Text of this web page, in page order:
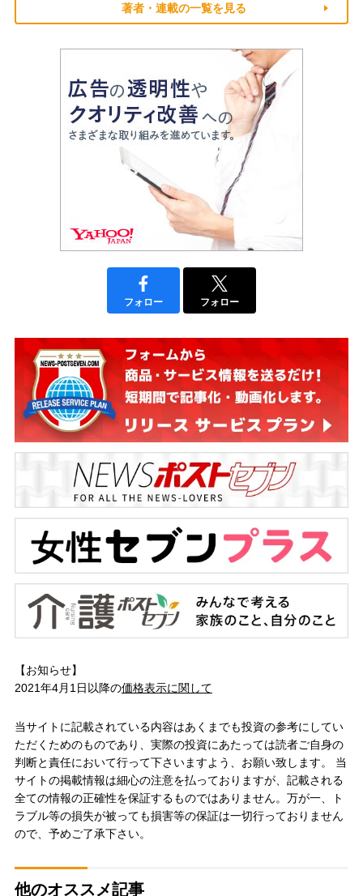
著者・連載の一覧を見る
フォロー フォロー
【お知らせ】
2021年4月1日以降の価格表示に関して
当サイトに記載されている内容はあくまでも投資の参考にしてい
ただくためのものであり、実際の投資にあたっては読者ご自身の
判断と責任において行って下さいますよう、お願い致します。 当
サイトの掲載情報は細心の注意を払っておりますが、記載される
全ての情報の正確性を保証するものではありません。万が一、ト
ラブル等の損失が被っても損害等の保証は一切行っておりません
ので、予めご了承下さい。
他のオススメ記事